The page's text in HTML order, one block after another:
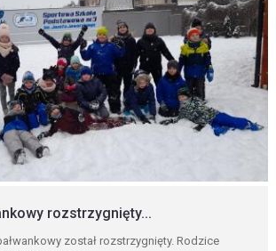
rozstrzygnięty...
został rozstrzygnięty. Rodzice